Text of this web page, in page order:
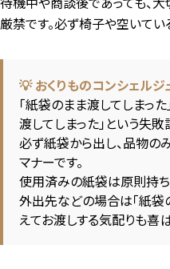
厳禁です。必ず椅子や空いてい
💡 おくりものコンシェルジ
「紙袋のまま渡してしまっ
渡してしまった」という失敗
必ず紙袋から出し、品物
マナーです。
使用済みの紙袋は原則持
外出先などの場合は「紙袋
えてお渡しする気配りも喜